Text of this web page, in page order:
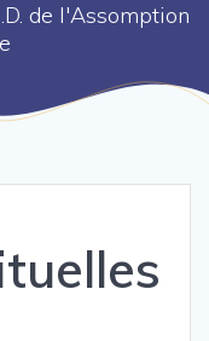
de l'Assomption